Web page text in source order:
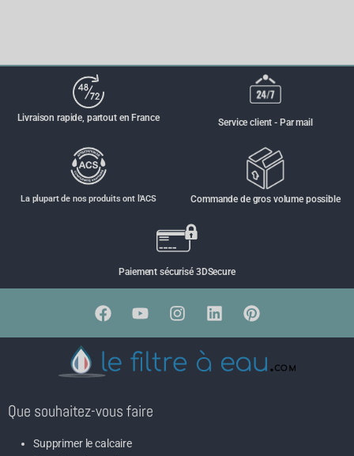
Livraison rapide, partout en France Service client - Par mail
La plupart de nos produits ont l'ACS Commande de gros volume possible
Paiement sécurisé 3DSecure
Que souhaitez-vous faire
Supprimer le calcaire